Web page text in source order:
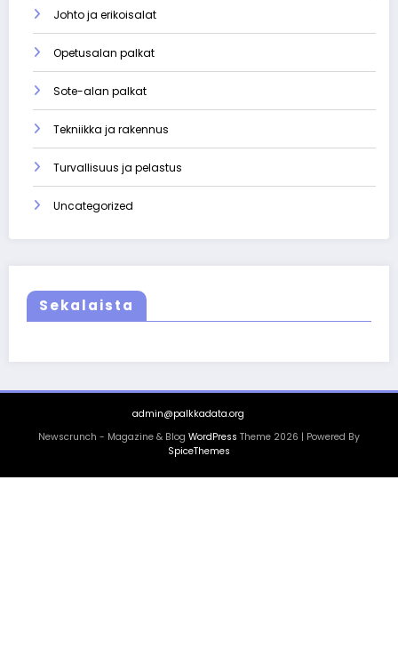
Johto ja erikoisalat
Opetusalan palkat
Sote-alan palkat
Tekniikka ja rakennus
Turvallisuus ja pelastus
Uncategorized
Sekalaista
admin@palkkadata.org
Newscrunch - Magazine & Blog WordPress Theme 2026 | Powered By
SpiceThemes